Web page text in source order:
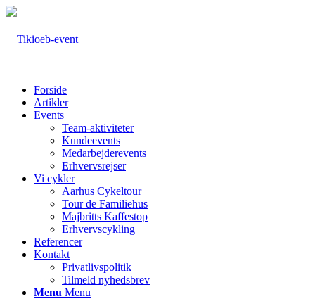
Forside
Artikler
Events
Team-aktiviteter
Kundeevents
Medarbejderevents
Erhvervsrejser
Vi cykler
Aarhus Cykeltour
Tour de Familiehus
Majbritts Kaffestop
Erhvervscykling
Referencer
Kontakt
Privatlivspolitik
Tilmeld nyhedsbrev
Menu Menu